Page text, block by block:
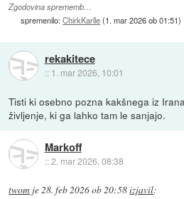
Zgodovina sprememb…
spremenilo:ChirkKarlle(1. mar 2026 ob 01:51)
rekakitece
:: 1. mar 2026, 10:01
Tisti ki osebno pozna kakšnega iz
življenje, ki ga lahko tam le sanjajo.
Markoff
::2. mar 2026, 08:38
twom je28. feb 2026 ob 20:58izjavil: